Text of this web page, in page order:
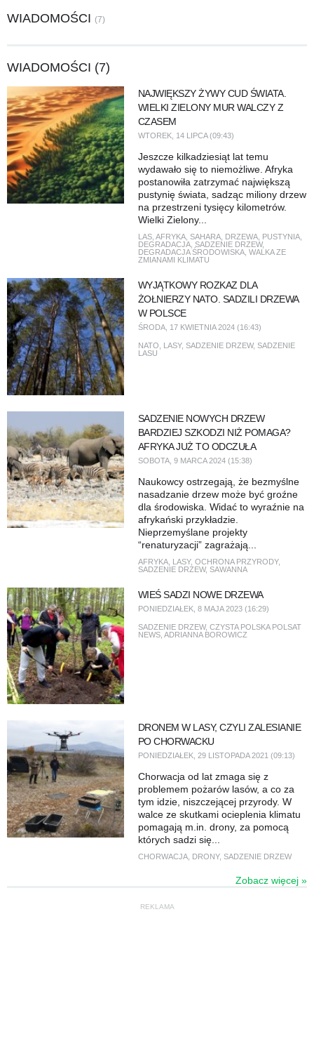
WIADOMOŚCI (7)
WIADOMOŚCI (7)
NAJWIĘKSZY ŻYWY CUD ŚWIATA.
WIELKI ZIELONY MUR WALCZY Z
CZASEM
WTOREK, 14 LIPCA (09:43)
Jeszcze kilkadziesiąt lat temu
wydawało się to niemożliwe. Afryka
postanowiła zatrzymać największą
pustynię świata, sadząc miliony drzew
na przestrzeni tysięcy kilometrów.
Wielki Zielony...
LAS, AFRYKA, SAHARA, DRZEWA, PUSTYNIA,
DEGRADACJA, SADZENIE DRZEW,
DEGRADACJA ŚRODOWISKA, WALKA ZE
ZMIANAMI KLIMATU
WYJĄTKOWY ROZKAZ DLA
ŻOŁNIERZY NATO. SADZILI DRZEWA
W POLSCE
ŚRODA, 17 KWIETNIA 2024 (16:43)
NATO LASY, SADZENIE DRZEW, SADZENIE
LASU
SADZENIE NOWYCH DRZEW
BARDZIEJ SZKODZI NIŻ POMAGA?
AFRYKA JUŻ TO ODCZUŁA
SOBOTA, 9 MARCA 2024 (15:38)
Naukowcy ostrzegają, że bezmyślne
nasadzanie drzew może być groźne
dla środowiska. Widać to wyraźnie na
afrykański przykładzie.
Nieprzemyślane projekty
“renaturyzacji” zagrażają...
AFRYKA, LASY, OCHRONA PRZYRODY,
SADZENIE DRZEW, SAWANNA
WIEŚ SADZI NOWE DRZEWA
PONIEDZIAŁEK, 8 MAJA 2023 (16:29)
SADZENIE DRZEW, CZYSTA POLSKA POLSAT
NEWS, ADRIANNA BOROWICZ
​DRONEM W LASY, CZYLI ZALESIANIE
PO CHORWACKU
PONIEDZIAŁEK, 29 LISTOPADA 2021 (09:13)
Chorwacja od lat zmaga się z
problemem pożarów lasów, a co za
tym idzie, niszczejącej przyrody. W
walce ze skutkami ocieplenia klimatu
pomagają m.in. drony, za pomocą
których sadzi się...
CHORWACJA, DRONY, SADZENIE DRZEW
Zobacz więcej »
REKLAMA